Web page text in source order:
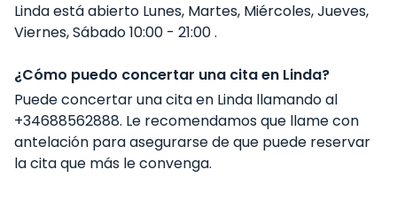
Linda está abierto Lunes, Martes, Miércoles, Jueves,
Viernes, Sábado 10:00 - 21:00 .
¿Cómo puedo concertar una cita en Linda?
Puede concertar una cita en Linda llamando al
+34688562888. Le recomendamos que llame con
antelación para asegurarse de que puede reservar
la cita que más le convenga.